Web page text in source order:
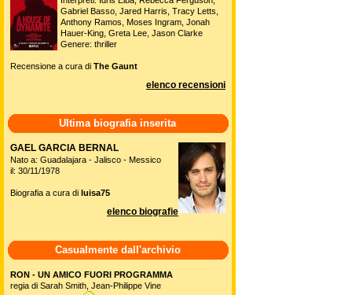
Gabriel Basso, Jared Harris, Tracy Letts,
Anthony Ramos, Moses Ingram, Jonah
Hauer-King, Greta Lee, Jason Clarke
Genere: thriller
Recensione a cura di The Gaunt
elenco recensioni
Ultima biografia inserita
GAEL GARCIA BERNAL
Nato a: Guadalajara - Jalisco - Messico
il: 30/11/1978
Biografia a cura di luisa75
elenco biografie
Casualmente dall'archivio
RON - UN AMICO FUORI PROGRAMMA
regia di Sarah Smith, Jean-Philippe Vine